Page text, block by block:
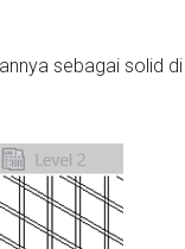
sebagai solid di